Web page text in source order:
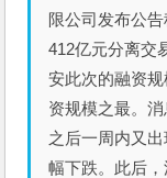
限公司发布公
412亿元分离交
安此次的融资
资规模之最。
之后一周内又
幅下跌。此后